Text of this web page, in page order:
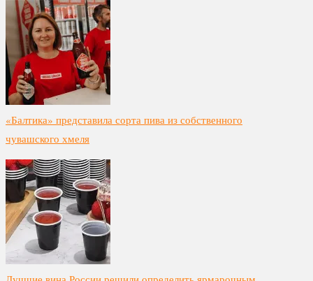
«Балтика» представила сорта пива из собственного
чувашского хмеля